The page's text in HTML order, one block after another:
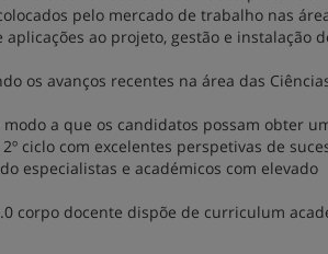
pelo mercado de trabalho nas
ao projeto, gestão e instalação
os avanços recentes na área das
a que os candidatos possam obter
ciclo com excelentes perspetivas de
especialistas e académicos com elevado
corpo docente dispõe de curriculum